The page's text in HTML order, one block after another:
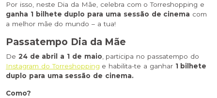
Por isso, neste Dia da Mãe, celebra com o Torreshopping e
ganha 1 bilhete duplo para uma sessão de cinema com
a melhor mãe do mundo – a tua!
Passatempo Dia da Mãe
De 24 de abril a 1 de maio, participa no passatempo do
Instagram do Torreshopping e habilita-te a ganhar 1 bilhete
duplo para uma sessão de cinema.
Como?